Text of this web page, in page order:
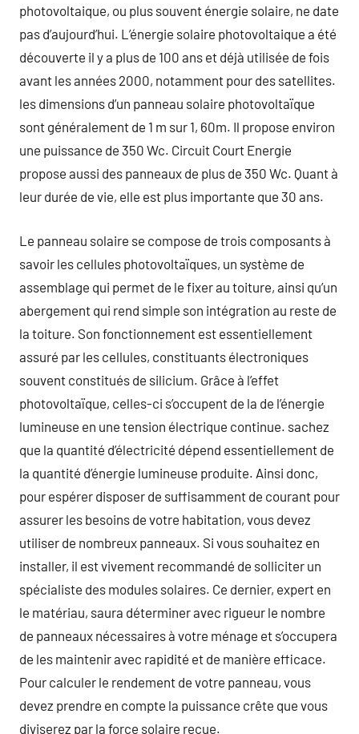
photovoltaique, ou plus souvent énergie solaire, ne date
pas d’aujourd’hui. L’énergie solaire photovoltaique a été
découverte il y a plus de 100 ans et déjà utilisée de fois
avant les années 2000, notamment pour des satellites.
les dimensions d’un panneau solaire photovoltaïque
sont généralement de 1 m sur 1, 60m. Il propose environ
une puissance de 350 Wc. Circuit Court Energie
propose aussi des panneaux de plus de 350 Wc. Quant à
leur durée de vie, elle est plus importante que 30 ans.
Le panneau solaire se compose de trois composants à
savoir les cellules photovoltaïques, un système de
assemblage qui permet de le fixer au toiture, ainsi qu’un
abergement qui rend simple son intégration au reste de
la toiture. Son fonctionnement est essentiellement
assuré par les cellules, constituants électroniques
souvent constitués de silicium. Grâce à l’effet
photovoltaïque, celles-ci s’occupent de la de l’énergie
lumineuse en une tension électrique continue. sachez
que la quantité d’électricité dépend essentiellement de
la quantité d’énergie lumineuse produite. Ainsi donc,
pour espérer disposer de suffisamment de courant pour
assurer les besoins de votre habitation, vous devez
utiliser de nombreux panneaux. Si vous souhaitez en
installer, il est vivement recommandé de solliciter un
spécialiste des modules solaires. Ce dernier, expert en
le matériau, saura déterminer avec rigueur le nombre
de panneaux nécessaires à votre ménage et s’occupera
de les maintenir avec rapidité et de manière efficace.
Pour calculer le rendement de votre panneau, vous
devez prendre en compte la puissance crête que vous
diviserez par la force solaire reçue.